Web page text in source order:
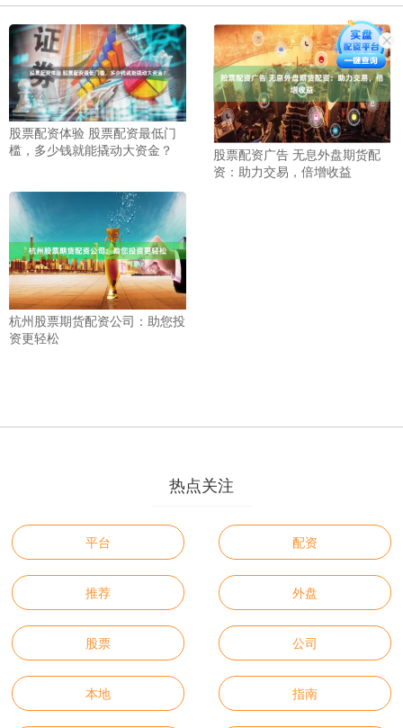
股票配资体验 股票配资最低门
槛，多少钱就能撬动大资金？
股票配资广告 无息外盘期货配
资：助力交易，倍增收益
杭州股票期货配资公司：助您投
资更轻松
热点关注
平台 配资
推荐 外盘
股票 公司
本地 指南